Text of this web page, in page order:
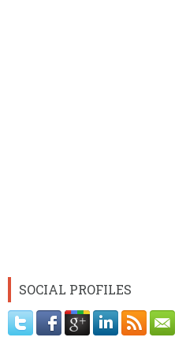
SOCIAL PROFILES